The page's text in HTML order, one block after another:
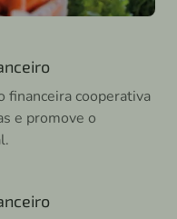
financeira cooperativa
e promove o